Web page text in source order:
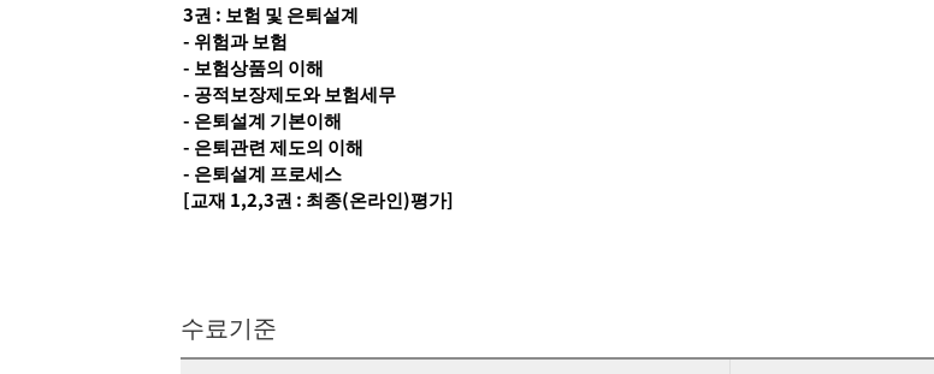
3권 : 보험 및 은퇴설계
- 위험과 보험
- 보험상품의 이해
- 공적보장제도와 보험세무
- 은퇴설계 기본이해
- 은퇴관련 제도의 이해
- 은퇴설계 프로세스
[교재 1,2,3권 : 최종(온라인)평가]
수료기준